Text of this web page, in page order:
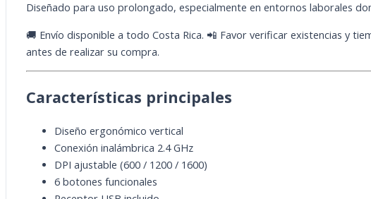
Diseñado para uso prolongado, especialmente en entornos laborales
🚚 Envío disponible a todo Costa Rica. 📲 Favor verificar existencias y
antes de realizar su compra.
Características principales
Diseño ergonómico vertical
Conexión inalámbrica 2.4 GHz
DPI ajustable (600 / 1200 / 1600)
6 botones funcionales